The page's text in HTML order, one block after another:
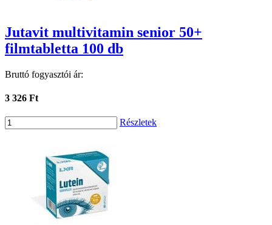
Jutavit multivitamin senior 50+
filmtabletta 100 db
Bruttó fogyasztói ár:
3 326 Ft
Részletek